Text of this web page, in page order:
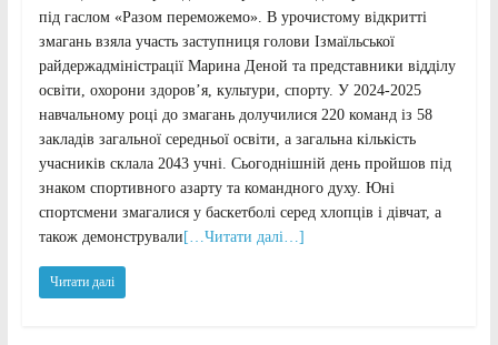
під гаслом «Разом переможемо». В урочистому відкритті
змагань взяла участь заступниця голови Ізмаїльської
райдержадміністрації Марина Деной та представники відділу
освіти, охорони здоров’я, культури, спорту. У 2024-2025
навчальному році до змагань долучилися 220 команд із 58
закладів загальної середньої освіти, а загальна кількість
учасників склала 2043 учні. Сьогоднішній день пройшов під
знаком спортивного азарту та командного духу. Юні
спортсмени змагалися у баскетболі серед хлопців і дівчат, а
також демонстрували […Читати далі…]
Читати далі